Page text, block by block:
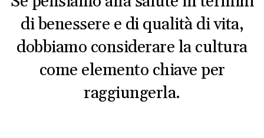
di benessere e di qualità di vita,
dobbiamo considerare la cultura
come elemento chiave per
raggiungerla.